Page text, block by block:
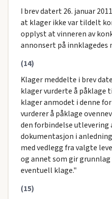
I brev datert 26. januar
at klager ikke var tildelt
opplyst at vinneren av
annonsert på innklagedes
(14)
Klager meddelte i brev
klager vurderte å
klager anmodet i denne
vurderer å påklage
den forbindelse utlevering
dokumentasjon i
med vedlegg fra valgte
og annet som gir grunnlag
eventuell klage."
(15)